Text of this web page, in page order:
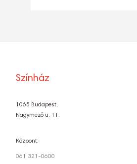
Színház
1065 Budapest,
Nagymező u. 11.
Központ:
061 321-0600